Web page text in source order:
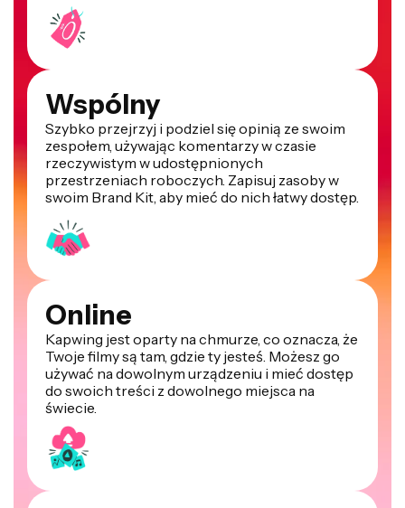
Wspólny
Szybko przejrzyj i podziel się opinią ze swoim
zespołem, używając komentarzy w czasie
rzeczywistym w udostępnionych
przestrzeniach roboczych. Zapisuj zasoby w
swoim Brand Kit, aby mieć do nich łatwy dostęp.
Online
Kapwing jest oparty na chmurze, co oznacza, że
Twoje filmy są tam, gdzie ty jesteś. Możesz go
używać na dowolnym urządzeniu i mieć dostęp
do swoich treści z dowolnego miejsca na
świecie.